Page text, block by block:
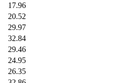
17.96
20.52
29.97
32.84
29.46
24.95
26.35